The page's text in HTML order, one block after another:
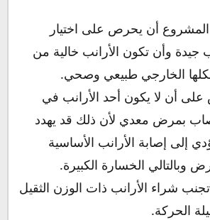
أن يحرص على اختيار
جيدة وأن تكون الأرانب خالية من
الخارجي طبيعي وصحي.
أن لا يكون أحد الأرانب في
بمرض معدي لأن ذلك قد يهدد
إلى إصابة الأرانب الأساسية
وبالتالي الخسارة الكبيرة.
شراء الأرانب ذات الوزن الثقيل
الحركة.